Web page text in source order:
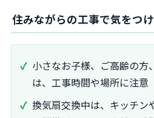
住みながらの工事で気をつ
小さなお子様、ご高齢の方
は、工事時間や場所に注意
換気扇交換中は、キッチン